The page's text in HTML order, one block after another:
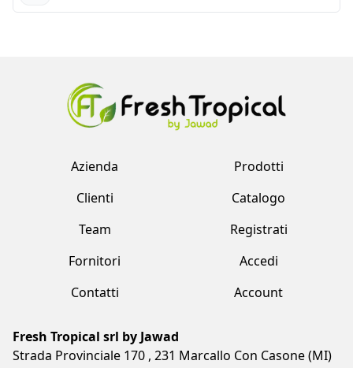
Azienda
Clienti
Team
Fornitori
Contatti
Prodotti
Catalogo
Registrati
Accedi
Account
Fresh Tropical srl by Jawad
Strada Provinciale 170 , 231 Marcallo Con Casone (MI)